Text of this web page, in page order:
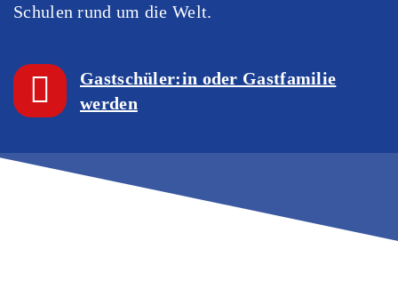
Schulen rund um die Welt.
Gastschüler:in oder Gastfamilie
werden